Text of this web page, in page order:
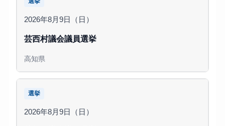
2026年8月9日（日）
芸西村議会議員選挙
高知県
選挙
2026年8月9日（日）